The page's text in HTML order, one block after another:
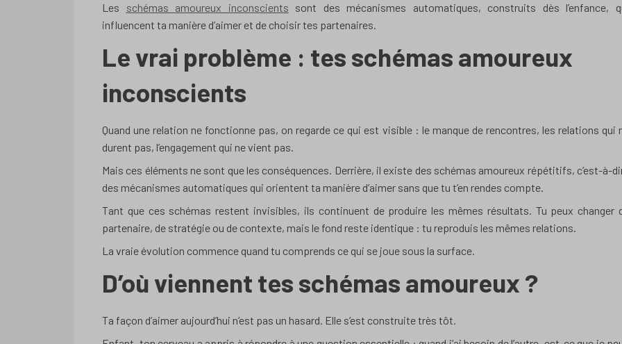
Les schémas amoureux inconscients sont des mécanismes automatiques, construits dès l’enfance,
influencent ta manière d’aimer et de choisir tes partenaires.
Le vrai problème : tes schémas amoureux
inconscients
Quand une relation ne fonctionne pas, on regarde ce qui est visible : le manque de rencontres, les relations qui
durent pas, l’engagement qui ne vient pas.
Mais ces éléments ne sont que les conséquences. Derrière, il existe des schémas amoureux répétitifs, c’est-à-
des mécanismes automatiques qui orientent ta manière d’aimer sans que tu t’en rendes compte.
Tant que ces schémas restent invisibles, ils continuent de produire les mêmes résultats. Tu peux changer
partenaire, de stratégie ou de contexte, mais le fond reste identique : tu reproduis les mêmes relations.
La vraie évolution commence quand tu comprends ce qui se joue sous la surface.
D’où viennent tes schémas amoureux ?
Ta façon d’aimer aujourd’hui n’est pas un hasard. Elle s’est construite très tôt.